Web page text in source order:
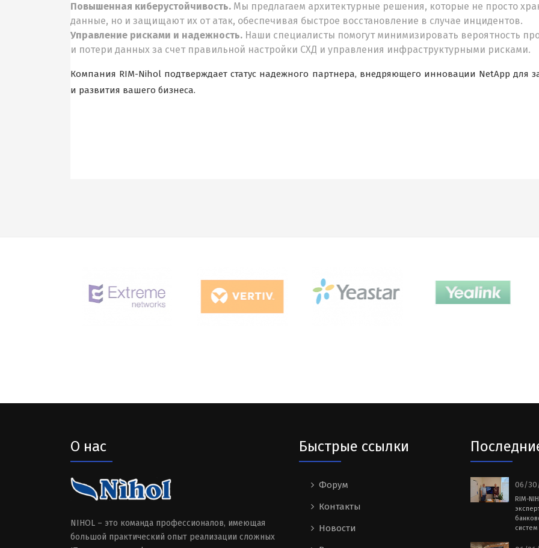
Повышенная киберустойчивость. Мы предлагаем архитектурные решения, которые не просто
данные, но и защищают их от атак, обеспечивая быстрое восстановление в случае инцидентов.
Управление рисками и надежность. Наши специалисты помогут минимизировать вероятность
и потери данных за счет правильной настройки СХД и управления инфраструктурными рисками.
Компания RIM-Nihol подтверждает статус надежного партнера, внедряющего инновации NetApp для
и развития вашего бизнеса.
О нас
NIHOL – это команда профессионалов, имеющая
большой практический опыт реализации сложных
Быстрые ссылки
Форум
Контакты
Новости
06/30/
RIM-
систем